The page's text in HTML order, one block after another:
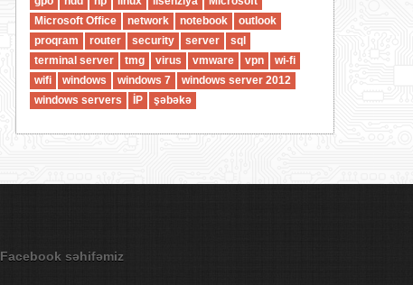
Microsoft Office
network notebook
outlook
proqram
router security server
sql
terminal server
tmg virus vmware vpn
wi-fi
wifi
windows windows 7
windows server 2012
windows servers
İP şəbəkə
Facebook səhifəmiz